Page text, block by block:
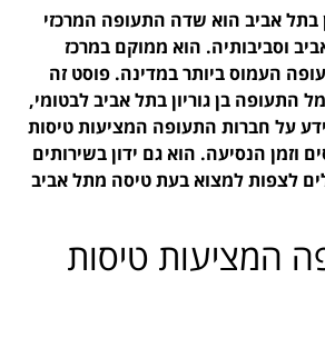
בתל אביב הוא שדה התעופה המרכזי
וסביבותיה. הוא ממוקם במרכז
העמוס ביותר במדינה. פוסט זה
התעופה בן גוריון בתל אביב לבטומי,
על חברות התעופה המציעות טיסות
וזמן הנסיעה. הוא גם ידון בשירותים
לצפות למצוא בעת טיסה מתל אביב
המציעות טיסות